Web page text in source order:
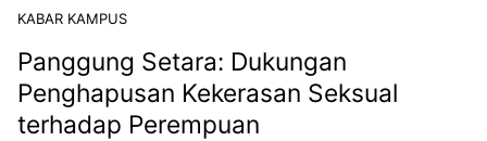
KABAR KAMPUS
Panggung Setara: Dukungan
Penghapusan Kekerasan Seksual
terhadap Perempuan